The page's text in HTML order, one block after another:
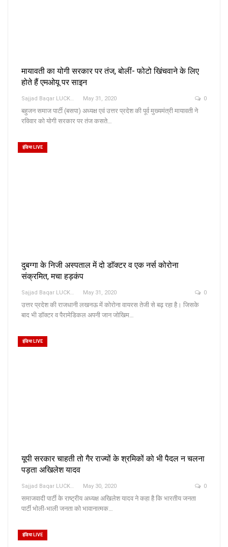
मायावती का योगी सरकार पर तंज, बोलीं- फोटो खिंचवाने के लिए
होते हैं एमओयू पर साइन
Sajjad Baqar LUCKNOW May 31, 2020 0
बहुजन समाज पार्टी (बसपा) अध्यक्ष एवं उत्तर प्रदेश की पूर्व मुख्यमंत्री मायावती ने
रविवार को योगी सरकार पर तंज कसते…
इंडिया LIVE
दुबग्गा के निजी अस्पताल में दो डाॅक्टर व एक नर्स कोरोना
संक्रमित, मचा हड़कंप
May 31, 2020 0
उत्तर प्रदेश की राजधानी लखनऊ में कोरोना वायरस तेजी से बढ़ रहा है। जिसके
बाद भी डाॅक्टर व पैरामेडिकल अपनी जान जोखिम…
इंडिया LIVE
यूपी सरकार चाहती तो गैर राज्यों के श्रमिकों को भी पैदल न चलना
पड़ता अखिलेश यादव
Sajjad Baqar LUCKNOW May 30, 2020 0
समाजवादी पार्टी के राष्ट्रीय अध्यक्ष अखिलेश यादव ने कहा है कि भारतीय जनता
पार्टी भोली-भाली जनता को भावानात्मक…
इंडिया LIVE